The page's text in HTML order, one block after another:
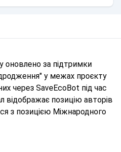
оновлено за підтримки
у межах проєкту
через SaveEcoBot під час
відображає позицію авторів
з позицією Міжнародного